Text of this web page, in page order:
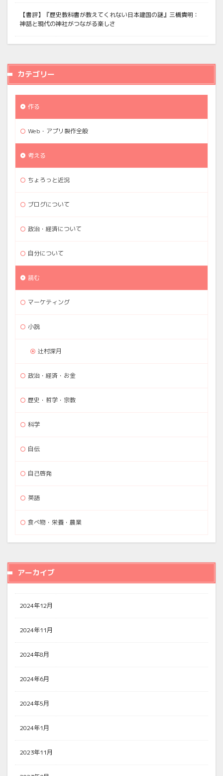
【書評】『歴史教科書が教えてくれない日本建国の謎』三橋貴明：
神話と現代の神社がつながる楽しさ
カテゴリー
作る
Web・アプリ製作全般
考える
ちょろっと近況
ブログについて
政治・経済について
自分について
読む
マーケティング
小説
辻村深月
政治・経済・お金
歴史・哲学・宗教
科学
自伝
自己啓発
英語
食べ物・栄養・農業
アーカイブ
2024年12月
2024年11月
2024年8月
2024年6月
2024年5月
2024年1月
2023年11月